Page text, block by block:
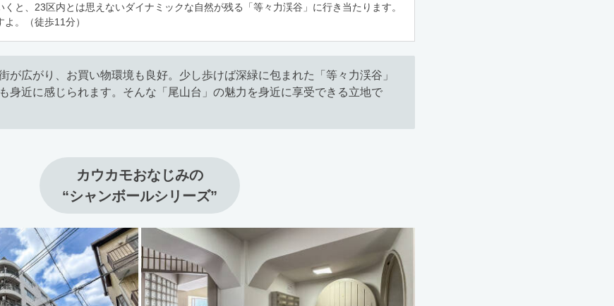
くと、23区内とは思えないダイナミックな自然が残る「等々力渓谷」に行き当たります。
。（徒歩11分）
が広がり、お買い物環境も良好。少し歩けば深緑に包まれた「等々力渓谷」
身近に感じられます。そんな「尾山台」の魅力を身近に享受できる立地で
カウカモおなじみの
“シャンボールシリーズ”